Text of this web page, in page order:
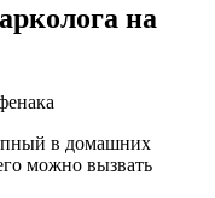
на
в домашних
можно вызвать